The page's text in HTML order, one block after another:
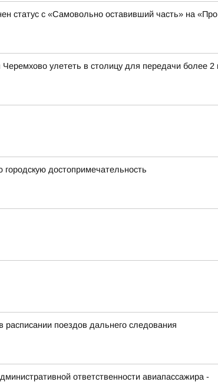
статус с «Самовольно оставивший часть» на
улететь в столицу для передачи более 2
городскую достопримечательность
поездов дальнего следования
ответственности авиапассажира -